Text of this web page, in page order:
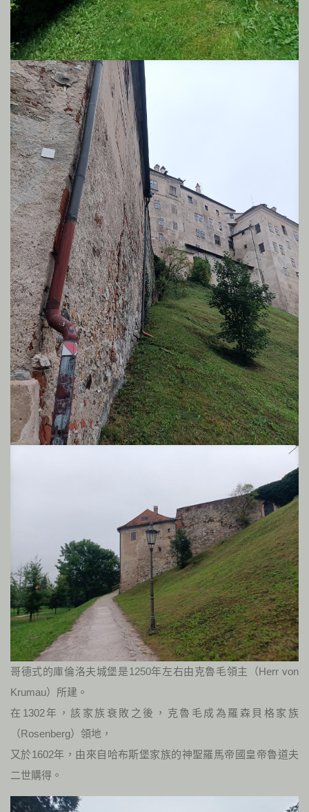
哥德式的庫倫洛夫城堡是1250年左右由克魯毛領主（Herr von
Krumau）所建。
在1302年，該家族衰敗之後，克魯毛成為羅森貝格家族
（Rosenberg）領地，
又於1602年，由來自哈布斯堡家族的神聖羅馬帝國皇帝魯道夫
二世購得。